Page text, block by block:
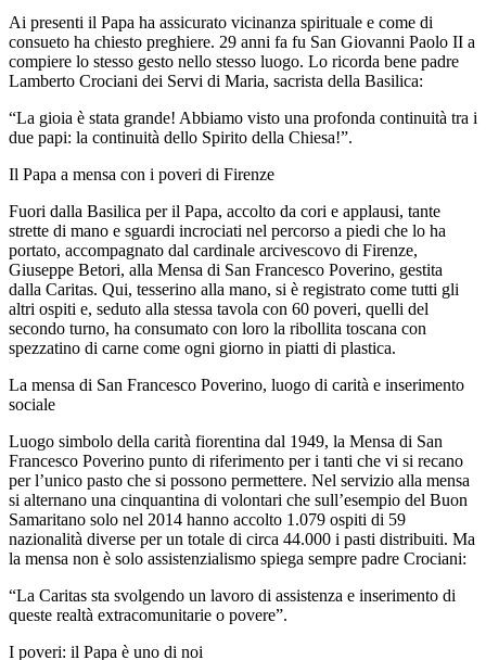
Ai presenti il Papa ha assicurato vicinanza spirituale e come di
consueto ha chiesto preghiere. 29 anni fa fu San Giovanni Paolo II a
compiere lo stesso gesto nello stesso luogo. Lo ricorda bene padre
Lamberto Crociani dei Servi di Maria, sacrista della Basilica:
“La gioia è stata grande! Abbiamo visto una profonda continuità tra i
due papi: la continuità dello Spirito della Chiesa!”.
Il Papa a mensa con i poveri di Firenze
Fuori dalla Basilica per il Papa, accolto da cori e applausi, tante
strette di mano e sguardi incrociati nel percorso a piedi che lo ha
portato, accompagnato dal cardinale arcivescovo di Firenze,
Giuseppe Betori, alla Mensa di San Francesco Poverino, gestita
dalla Caritas. Qui, tesserino alla mano, si è registrato come tutti gli
altri ospiti e, seduto alla stessa tavola con 60 poveri, quelli del
secondo turno, ha consumato con loro la ribollita toscana con
spezzatino di carne come ogni giorno in piatti di plastica.
La mensa di San Francesco Poverino, luogo di carità e inserimento
sociale
Luogo simbolo della carità fiorentina dal 1949, la Mensa di San
Francesco Poverino punto di riferimento per i tanti che vi si recano
per l’unico pasto che si possono permettere. Nel servizio alla mensa
si alternano una cinquantina di volontari che sull’esempio del Buon
Samaritano solo nel 2014 hanno accolto 1.079 ospiti di 59
nazionalità diverse per un totale di circa 44.000 i pasti distribuiti. Ma
la mensa non è solo assistenzialismo spiega sempre padre Crociani:
“La Caritas sta svolgendo un lavoro di assistenza e inserimento di
queste realtà extracomunitarie o povere”.
I poveri: il Papa è uno di noi